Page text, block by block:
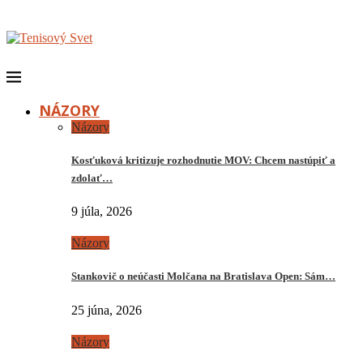
NÁZORY
Názory
Kosťuková kritizuje rozhodnutie MOV: Chcem nastúpiť a
zdolať…
9 júla, 2026
Názory
Stankovič o neúčasti Molčana na Bratislava Open: Sám…
25 júna, 2026
Názory